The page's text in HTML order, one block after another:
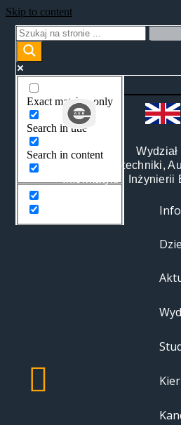
Skip to content
Exact matches only
Search in title
Search in content
Wydział
Elektrotechniki,
Informatyki i Inżynierii